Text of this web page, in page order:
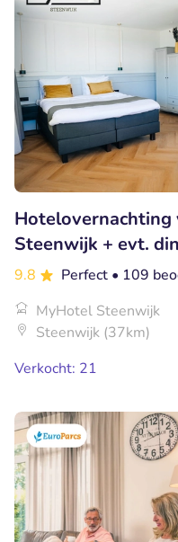
Steenwijk + evt.
9.8 Perfect • 109
MyHotel Steenwijk
Steenwijk (37km)
Verkocht: 21